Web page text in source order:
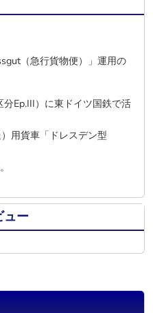
（急行貨物便）」運用の
分Ep.III） に東ドイツ国鉄で活
用貨車「ドレスデン型
ュー